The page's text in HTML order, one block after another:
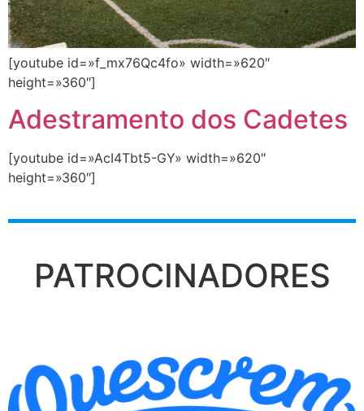
[youtube id=»f_mx76Qc4fo» width=»620″
height=»360″]
Adestramento dos Cadetes
[youtube id=»AcI4Tbt5-GY» width=»620″
height=»360″]
PATROCINADORES